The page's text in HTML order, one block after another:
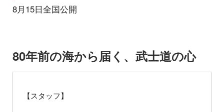
8月15日全国公開
80年前の海から届く、武士道の心
【スタッフ】